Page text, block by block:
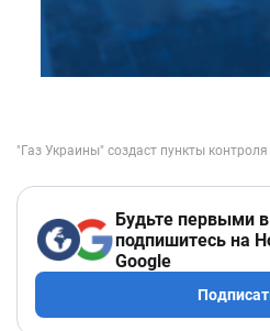
Будьте первыми в
подпишитесь на
Google